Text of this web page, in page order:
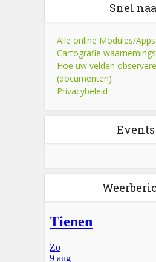
Snel
Alle online Modules/Apps
Cartografie
Hoe uw velden
(documenten)
Privacybeleid
Events